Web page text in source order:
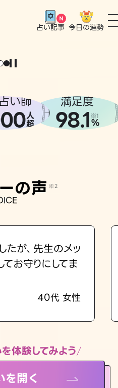
占い記事 今日の運勢
い師
人
超
満足度
98.1 ※1
%
の声 ※2
たが、先生のメッ
お守りにしてま
40代 女性
体験してみよう
開く